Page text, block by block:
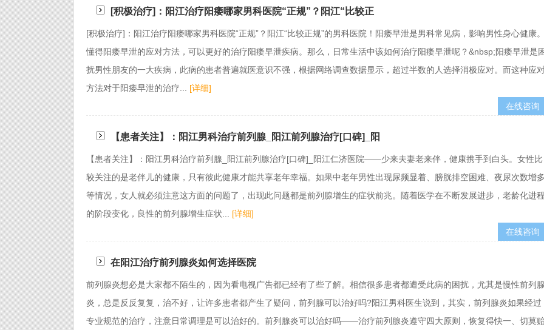
[积极治疗]：阳江治疗阳痿哪家男科医院“正规”？阳江“比较正
[积极治疗]：阳江治疗阳痿哪家男科医院“正规”？阳江“比较正规”的男科医院！阳痿早泄是男科常见病，影响男性身心健康。
懂得阳痿早泄的应对方法，可以更好的治疗阳痿早泄疾病。那么，日常生活中该如何治疗阳痿早泄呢？&nbsp;阳痿早泄是
扰男性朋友的一大疾病，此病的患者普遍就医意识不强，根据网络调查数据显示，超过半数的人选择消极应对。而这种应
方法对于阳痿早泄的治疗... [详细]
在线咨询
【患者关注】：阳江男科治疗前列腺_阳江前列腺治疗[口碑]_阳
【患者关注】：阳江男科治疗前列腺_阳江前列腺治疗[口碑]_阳江仁济医院——少来夫妻老来伴，健康携手到白头。女性比
较关注的是老伴儿的健康，只有彼此健康才能共享老年幸福。如果中老年男性出现尿频显着、膀胱排空困难、夜尿次数增多
等情况，女人就必须注意这方面的问题了，出现此问题都是前列腺增生的症状前兆。随着医学在不断发展进步，老龄化进程
的阶段变化，良性的前列腺增生症状... [详细]
在线咨询
在阳江治疗前列腺炎如何选择医院
前列腺炎想必是大家都不陌生的，因为看电视广告都已经有了些了解。相信很多患者都遭受此病的困扰，尤其是慢性前列腺
炎，总是反反复复，治不好，让许多患者都产生了疑问，前列腺可以治好吗?阳江男科医生说到，其实，前列腺炎如果经过
专业规范的治疗，注意日常调理是可以治好的。前列腺炎可以治好吗——治疗前列腺炎遵守四大原则，恢复得快一、切莫